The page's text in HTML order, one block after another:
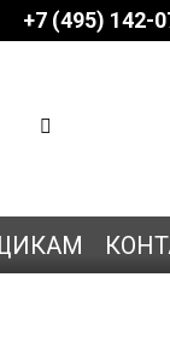
+7 (495) 142-